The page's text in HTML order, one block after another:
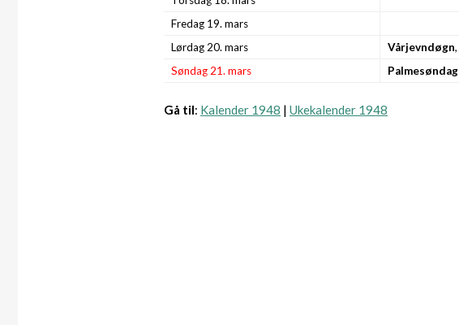
Fredag 19. mars
Lørdag 20. mars
Vårjevndøgn,
Søndag 21. mars
Palmesøndag
Gå til: Kalender 1948 | Ukekalender 1948